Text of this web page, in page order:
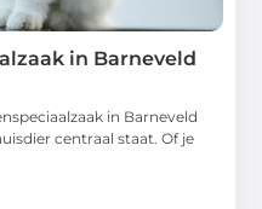
in Barneveld
in Barneveld
centraal staat. Of je